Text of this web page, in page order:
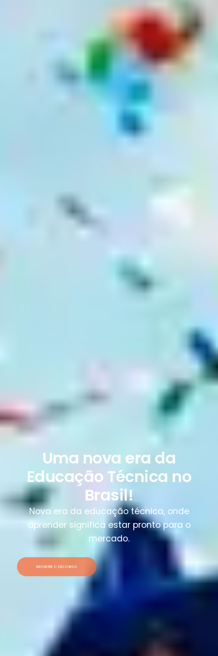
Uma nova era da
Educação Técnica no
Brasil!
Nova era da educação técnica, onde
aprender significa estar pronto para o
mercado.